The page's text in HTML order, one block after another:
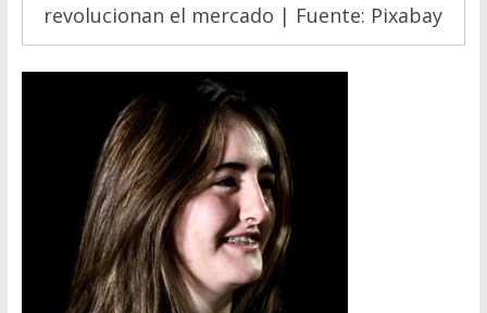
revolucionan el mercado | Fuente: Pixabay